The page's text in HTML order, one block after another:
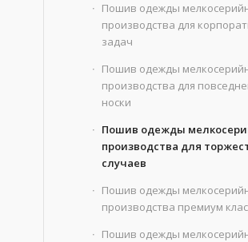
Пошив одежды
производства для
задач
Пошив одежды
производства для
носки
Пошив одежды
производства для
случаев
Пошив одежды
производства премиум
Пошив одежды